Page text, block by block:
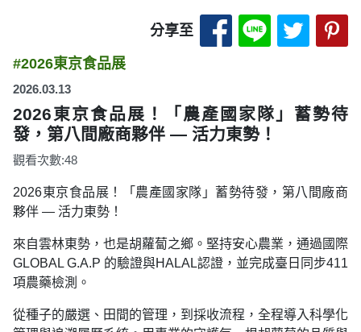
分享至 分享至 Facebook-
分享至分享
#2026東京食品展
2026.03.13
2026東京食品展！「農產國家隊」蓄勢待
發，第八間廠商夥伴 ― 活力東勢！
觀看次數:48
2026東京食品展！「農產國家隊」蓄勢待發，第八間廠商
夥伴 ― 活力東勢！
來自雲林東勢，也是胡蘿蔔之鄉。堅持安心農業，通過國際
GLOBAL G.A.P 的驗證與HALAL認證，並完成臺日同步411
項農藥檢測。
從種子的嚴選、田間的管理，到採收流程，全程導入科學化